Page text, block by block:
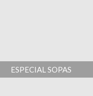
ESPECIAL SOPAS